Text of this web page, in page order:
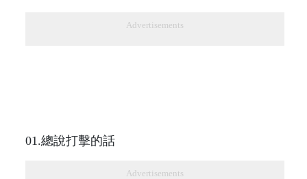
Advertisements
01.總說打擊的話
Advertisements